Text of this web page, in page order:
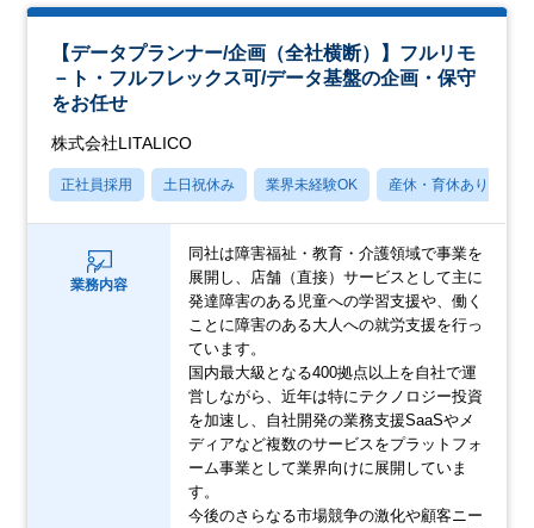
【データプランナー/企画（全社横断）】フルリモ
－ト・フルフレックス可/データ基盤の企画・保守
をお任せ
株式会社LITALICO
正社員採用 土日祝休み 業界未経験OK 産休・育休あり
業務内容
同社は障害福祉・教育・介護領域で事業を
展開し、店舗（直接）サービスとして主に
発達障害のある児童への学習支援や、働く
ことに障害のある大人への就労支援を行っ
ています。
国内最大級となる400拠点以上を自社で運
営しながら、近年は特にテクノロジー投資
を加速し、自社開発の業務支援SaaSやメ
ディアなど複数のサービスをプラットフォ
ーム事業として業界向けに展開していま
す。
今後のさらなる市場競争の激化や顧客ニー